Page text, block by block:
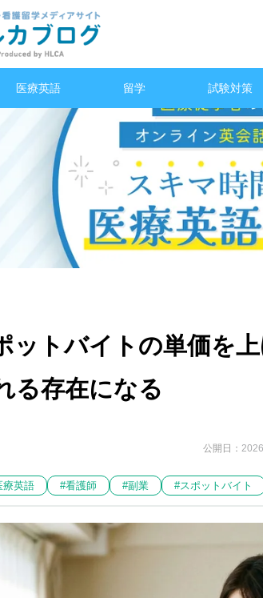
医療英語 留学 試験対策
ットバイトの単価を
る存在になる
公開日：
療英語 #看護師 #副業 #スポットバイト